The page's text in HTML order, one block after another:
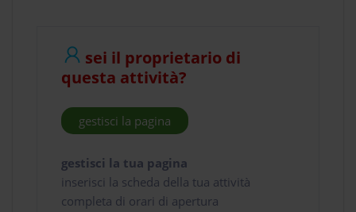
sei il proprietario di
questa attività?
gestisci la pagina
gestisci la tua pagina
inserisci la scheda della tua attività
completa di orari di apertura